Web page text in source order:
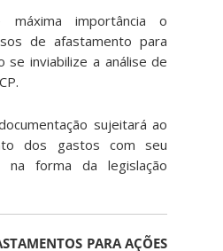
importância o
de afastamento para
se inviabilize a análise de
sujeitará ao
dos gastos com seu
na forma da legislação
PARA AÇÕES